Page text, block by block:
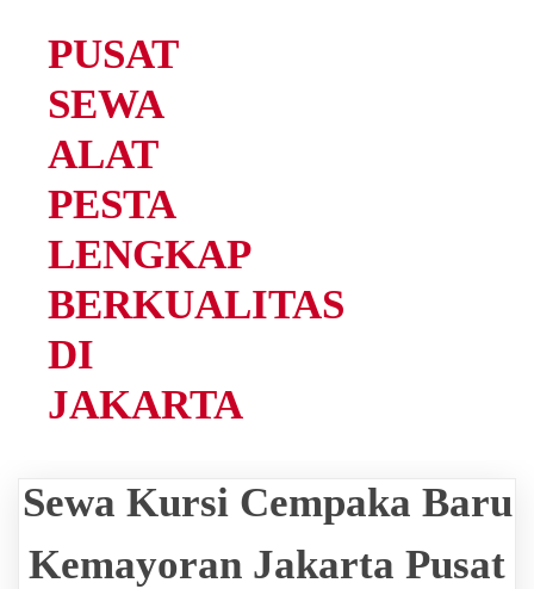
PUSAT
SEWA
ALAT
PESTA
LENGKAP
BERKUALITAS
DI
JAKARTA
Sewa Kursi Cempaka Baru
Kemayoran Jakarta Pusat